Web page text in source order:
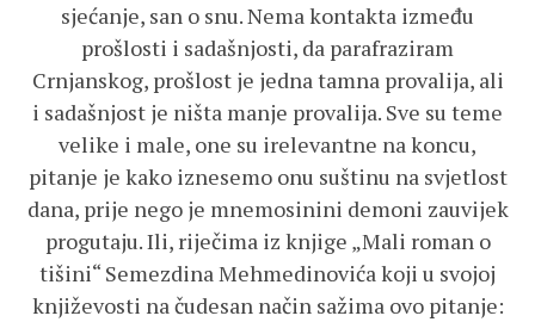
sjećanje, san o snu. Nema kontakta između
prošlosti i sadašnjosti, da parafraziram
Crnjanskog, prošlost je jedna tamna provalija, ali
i sadašnjost je ništa manje provalija. Sve su teme
velike i male, one su irelevantne na koncu,
pitanje je kako iznesemo onu suštinu na svjetlost
dana, prije nego je mnemosinini demoni zauvijek
progutaju. Ili, riječima iz knjige „Mali roman o
tišini“ Semezdina Mehmedinovića koji u svojoj
književosti na čudesan način sažima ovo pitanje: